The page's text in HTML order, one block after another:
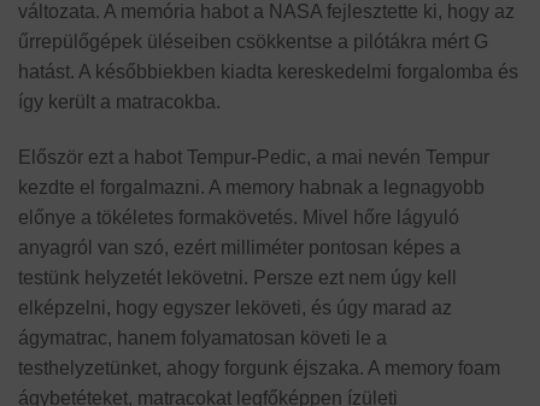
változata. A memória habot a NASA fejlesztette ki, hogy az
űrrepülőgépek üléseiben csökkentse a pilótákra mért G
hatást. A későbbiekben kiadta kereskedelmi forgalomba és
így került a matracokba.
Először ezt a habot Tempur-Pedic, a mai nevén Tempur
kezdte el forgalmazni. A memory habnak a legnagyobb
előnye a tökéletes formakövetés. Mivel hőre lágyuló
anyagról van szó, ezért milliméter pontosan képes a
testünk helyzetét lekövetni. Persze ezt nem úgy kell
elképzelni, hogy egyszer leköveti, és úgy marad az
ágymatrac, hanem folyamatosan követi le a
testhelyzetünket, ahogy forgunk éjszaka. A memory foam
ágybetéteket, matracokat legfőképpen ízületi